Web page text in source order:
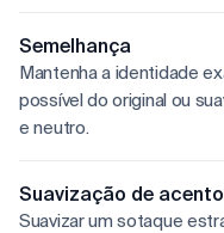
Semelhança
Mantenha a identidade
possível do original ou
e neutro.
Suavização de
Suavizar um sotaque